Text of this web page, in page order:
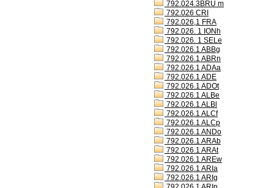
792.024.3BRU m
792.026 CRI
792.026,1 FRA
792.026. 1 IONh
792.026. 1 SELe
792.026.1 ABBg
792.026.1 ABRn
792.026.1 ADAa
792.026.1 ADE
792.026.1 ADOt
792.026.1 ALBe
792.026.1 ALBl
792.026.1 ALCf
792.026.1 ALCp
792.026.1 ANDo
792.026.1 ARAb
792.026.1 ARAt
792.026.1 AREw
792.026.1 ARIa
792.026.1 ARIg